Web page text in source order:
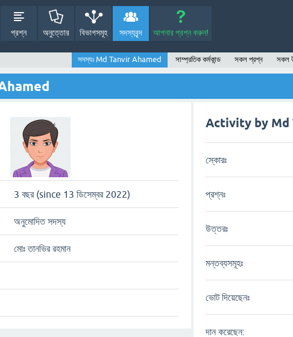
প্রশ্ন অনুত্তোর বিভাগসমূহ সদস্যবৃন্দ আপনার প্রশ্ন করুন!
সদস্যঃ Md Tanvir Ahamed সাম্প্রতিক কর্মকান্ড সকল প্রশ্ন সকল
3 বছর (since 13 ডিসেম্বর 2022)
অনুমোদিত সদস্য
মোঃ তানভির রহমান
Activity by Md
স্কোরঃ
প্রশ্নঃ
উত্তরঃ
মন্তব্যসমূহঃ
ভোট দিয়েছেনঃ
দান করেছেন: